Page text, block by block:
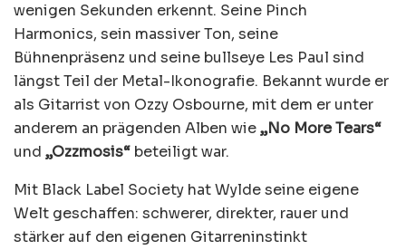
wenigen Sekunden erkennt. Seine Pinch
Harmonics, sein massiver Ton, seine
Bühnenpräsenz und seine bullseye Les Paul sind
längst Teil der Metal-Ikonografie. Bekannt wurde er
als Gitarrist von Ozzy Osbourne, mit dem er unter
anderem an prägenden Alben wie„No More Tears“
und „Ozzmosis“ beteiligt war.
Mit Black Label Society hat Wylde seine eigene
Welt geschaffen: schwerer, direkter, rauer und
stärker auf den eigenen Gitarreninstinkt